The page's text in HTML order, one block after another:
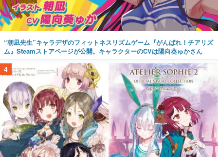
“朝凪先生”キャラデザのフィットネスリズムゲーム『がんばれ！チアリズ
ム』Steamストアページが公開。キャラクターのCVは陽向葵ゅかさん
4